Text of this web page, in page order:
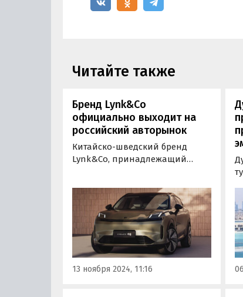
Читайте также
Бренд Lynk&Co
официально выходит на
российский авторынок
Китайско-шведский бренд
Lynk&Co, принадлежащий
российский рынок.
Презентация нового для
отечественного рынка
автобренда состоится 20
ноября, а вместе с ним в этот
день состоится премьера
нового…
13 ноября 2024, 11:16